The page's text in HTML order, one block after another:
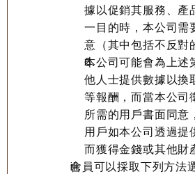
據以促銷其服務、產
一目的時，本公司需
意（其中包括不反對
本公司可能會為上述
他人士提供數據以換
等報酬，而當本公司
所需的用戶書面同意
用戶如本公司透過提
而獲得金錢或其他財
會員可以採取下列方法